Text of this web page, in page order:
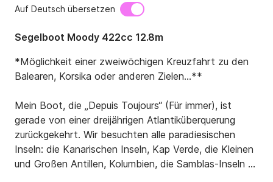
Auf Deutsch übersetzen
Segelboot Moody 422cc 12.8m
*Möglichkeit einer zweiwöchigen Kreuzfahrt zu den
Balearen, Korsika oder anderen Zielen...**
Mein Boot, die „Depuis Toujours“ (Für immer), ist
gerade von einer dreijährigen Atlantiküberquerung
zurückgekehrt. Wir besuchten alle paradiesischen
Inseln: die Kanarischen Inseln, Kap Verde, die Kleinen
und Großen Antillen, Kolumbien, die Samblas-Inseln